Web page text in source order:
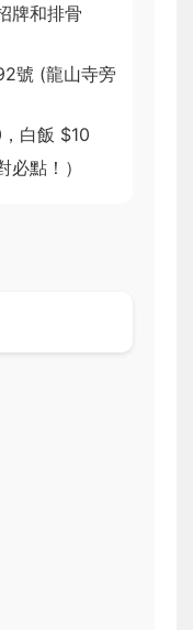
牌和排骨
號 (龍山寺旁
白飯 $10
必點！）